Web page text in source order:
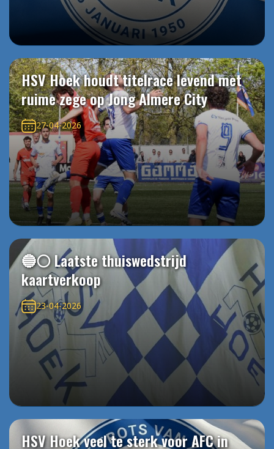
HSV Hoek houdt titelrace levend met
ruime zege op Jong Almere City
27-04-2026
🔵⚪️ Laatste thuiswedstrijd
kaartverkoop
23-04-2026
HSV Hoek veel te sterk voor AFC in